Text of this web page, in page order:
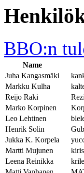
BBO:n
Name
Juha Kangasmäki
Markku Kulha
Reijo Raki
Marko Korpinen
Leo Lehtinen
Henrik Solin
Jukka K. Korpela
Martti Mujunen
Leena Reinikka